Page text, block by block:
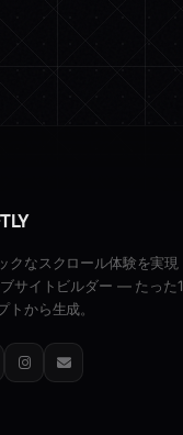
クなスクロール体験を実現
サイトビルダー — たった1
トから生成。
Instagram
Email